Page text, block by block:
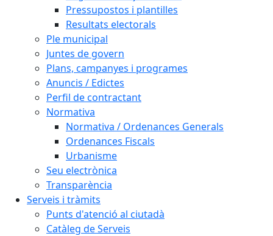
Pressupostos i plantilles
Resultats electorals
Ple municipal
Juntes de govern
Plans, campanyes i programes
Anuncis / Edictes
Perfil de contractant
Normativa
Normativa / Ordenances Generals
Ordenances Fiscals
Urbanisme
Seu electrònica
Transparència
Serveis i tràmits
Punts d'atenció al ciutadà
Catàleg de Serveis